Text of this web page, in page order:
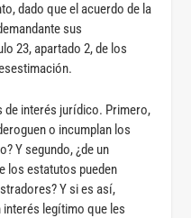
dado que el acuerdo de la
sus
23, apartado 2, de los
de interés jurídico. Primero,
o incumplan los
Y segundo, ¿de un
los estatutos pueden
Y si es así,
legítimo que les